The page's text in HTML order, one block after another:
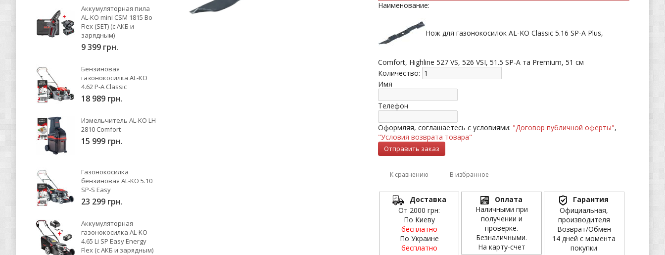
Наименование:
Нож для газонокосилок AL-KO Classic 5.16 SP-A Plus,
Comfort, Highline 527 VS, 526 VSI, 51.5 SP-A та Premium, 51 см
Количество:
Имя
Телефон
Оформляя, соглашаетесь с условиями: "Договор публичной оферты",
"Условия возврата товара"
К сравнению В избранное
Доставка
От 2000 грн:
По Киеву
бесплатно
По Украине
бесплатно
Оплата
Наличными при
получении и
проверке.
Безналичными.
На карту-счет
Гарантия
Официальная,
производителя
Возврат/Обмен
14 дней с момента
покупки
Аккумуляторная пила
AL-KO mini CSM 1815 Bo
Flex (SET) (с АКБ и
зарядным)
9 399 грн.
Бензиновая
газонокосилка AL-KO
4.62 P-A Classic
18 989 грн.
Измельчитель AL-KO LH
2810 Comfort
15 999 грн.
Газонокосилка
бензиновая AL-KO 5.10
SP-S Easy
23 299 грн.
Аккумуляторная
газонокосилка AL-KO
4.65 Li SP Easy Energy
Flex (с АКБ и зарядным)